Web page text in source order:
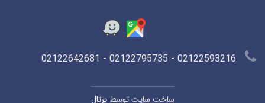
ساخت سایت توسطپرتال